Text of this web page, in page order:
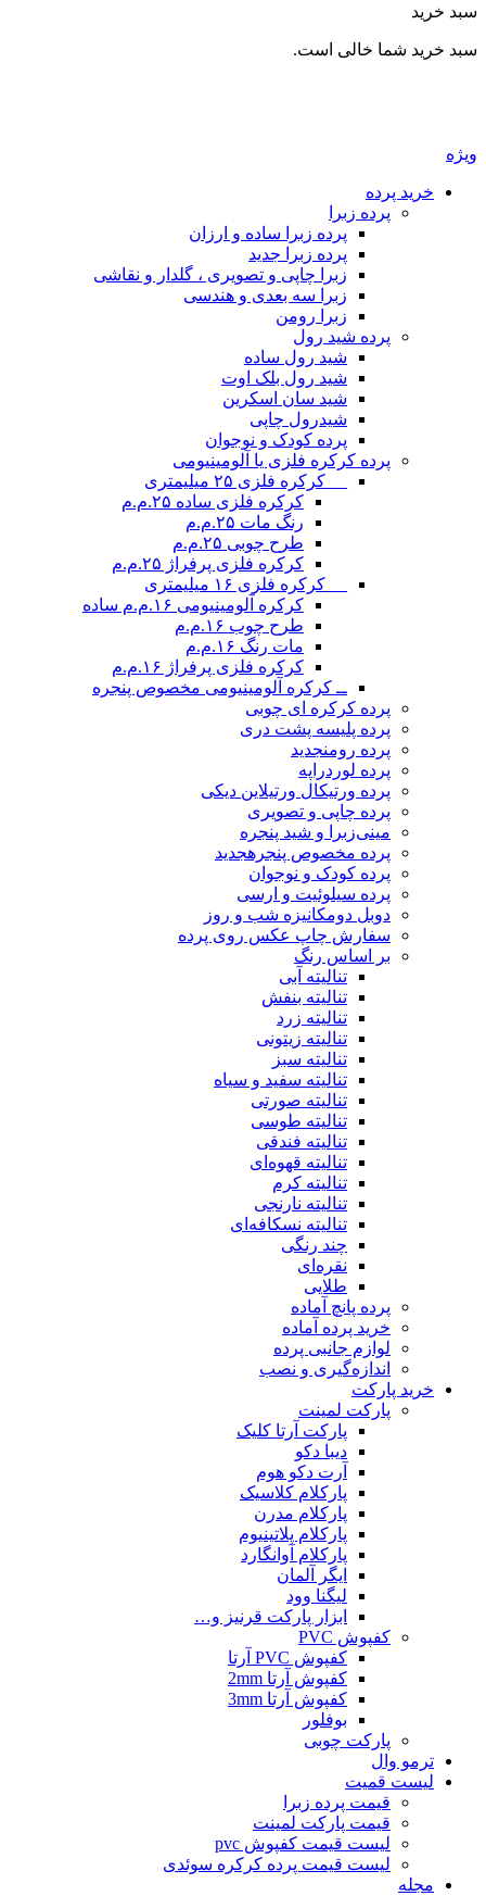
خرید
خرید شما خالی است.
خرید پرده
پرده زبرا
پرده زبرا ساده و ارزان
پرده زبرا جدید
زبرا چاپی و تصویری ، گلدار و نقاشی
زبرا سه بعدی و هندسی
زبرا رومن
پرده شید رول
شید رول ساده
شید رول بلک اوت
شید سان اسکرین
شیدرول چاپی
پرده کودک و نوجوان
پرده کرکره فلزی یا آلومینیومی
__ کرکره فلزی ۲۵ میلیمتری
کرکره فلزی ساده ۲۵.م.م
رنگ مات ۲۵.م.م
طرح چوبی ۲۵.م.م
کرکره فلزی پرفراژ ۲۵.م.م
__ کرکره فلزی ۱۶ میلیمتری
کرکره آلومینیومی ۱۶.م.م ساده
طرح چوب ۱۶.م.م
مات رنگ ۱۶.م.م
کرکره فلزی پرفراژ ۱۶.م.م
ــ کرکره آلومینیومی مخصوص پنجره
پرده کرکره ای چوبی
پرده پلیسه پشت دری
پرده رومنجدید
پرده لوردراپه
پرده ورتیکال ورتیلاین دیکی
پرده چاپی و تصویری
مینی‌زبرا و شید پنجره
پرده مخصوص پنجره جدید
پرده کودک و نوجوان
پرده سیلوئیت و ارسی
دوبل دومکانیزه شب و روز
سفارش چاپ عکس روی پرده
بر اساس رنگ
تنالیته آبی
تنالیته بنفش
تنالیته زرد
تنالیته زیتونی
تنالیته سبز
تنالیته سفید و سیاه
تنالیته صورتی
تنالیته طوسی
تنالیته فندقی
تنالیته قهوه‌ای
تنالیته کرم
تنالیته نارنجی
تنالیته نسکافه‌ای
چند رنگی
نقره‌ای
طلایی
پرده پانچ آماده
خرید پرده آماده
لوازم جانبی پرده
اندازه‌گیری و نصب
خرید پارکت
پارکت لمینت
پارکت آرتا کلیک
دیبا دکو
آرت دکو هوم
پارکلام کلاسیک
پارکلام مدرن
پارکلام پلاتینیوم
پارکلام آوانگارد
ایگر آلمان
لیگنا وود
ابزار پارکت قرنیز و…
کفپوش PVC
کفپوش PVC آرتا
کفپوش آرتا 2mm
کفپوش آرتا 3mm
بوفلور
پارکت چوبی
ترمو وال
لیست قمیت
قیمت پرده زبرا
قیمت پارکت لمینت
لیست قیمت کفپوش pvc
لیست قیمت پرده کرکره سوئدی
مجله